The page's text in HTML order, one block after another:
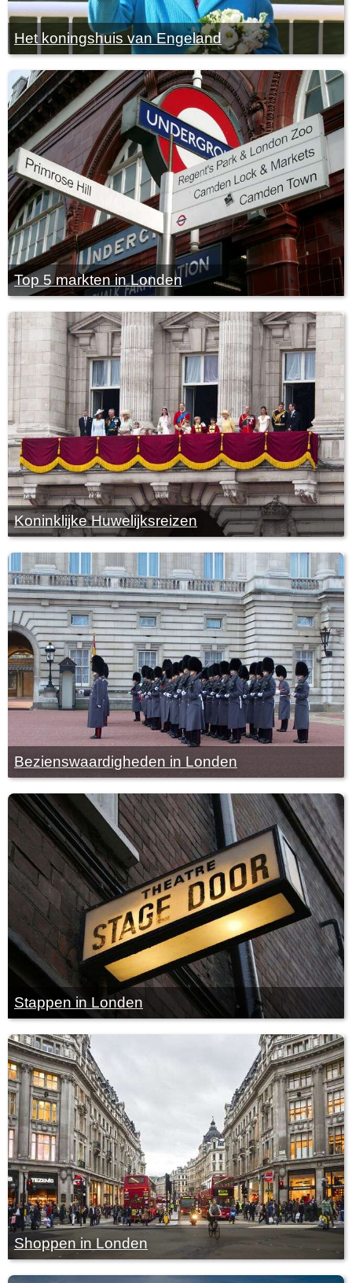
Het koningshuis van Engeland
Top 5 markten in Londen
Koninklijke Huwelijksreizen
Bezienswaardigheden in Londen
Stappen in Londen
Shoppen in Londen